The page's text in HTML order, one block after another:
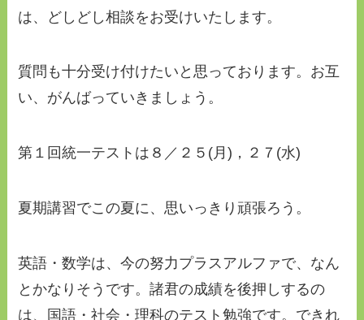
は、どしどし相談をお受けいたします。
質問も十分受け付けたいと思っております。お互
い、がんばっていきましょう。
第１回統一テストは８／２５(月)，２７(水)
夏期講習でこの夏に、思いっきり頑張ろう。
英語・数学は、今の努力プラスアルファで、なん
とかなりそうです。諸君の成績を後押しするの
は、国語・社会・理科のテスト勉強です。できれ